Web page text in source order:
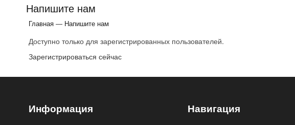
Напишите нам
Главная — Напишите нам
Доступно только для зарегистрированных пользователей.
Зарегистрироваться сейчас
Информация Навигация